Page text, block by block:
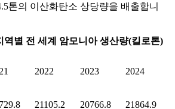
톤의 이산화탄소 상당량을 배출합니
역별 전 세계 암모니아 생산량(킬로톤)
2022 2023 2024
21105.2 20766.8 21864.9